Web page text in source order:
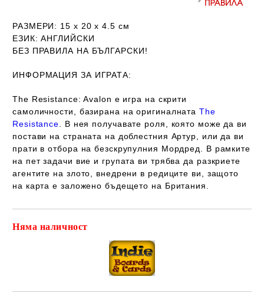
РАЗМЕРИ: 15 х 20 х 4.5 см
ЕЗИК: АНГЛИЙСКИ
БЕЗ ПРАВИЛА НА БЪЛГАРСКИ!
ИНФОРМАЦИЯ ЗА ИГРАТА:
The Resistance: Avalon е игра на скрити
самоличности, базирана на оригиналнатаThe
Resistance . В нея получавате роля, която може да ви
постави на страната на доблестния Артур, или да ви
прати в отбора на безскрупулния Мордред. В рамките
на пет задачи вие и групата ви трябва да разкриете
агентите на злото, внедрени в редиците ви, защото
на карта е заложено бъдещето на Британия.
Няма наличност